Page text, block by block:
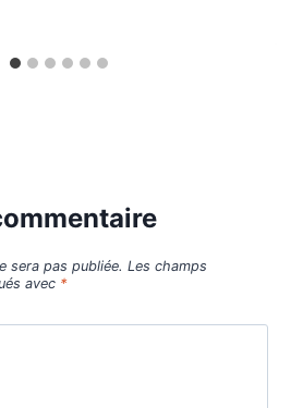
sera pas publiée. Les champs
avec *